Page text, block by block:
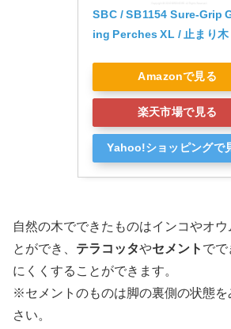
SBC / SB1154 Sure-Grip
ing Perches XL / 止まり木
Amazonで見る
楽天市場で見る
Yahoo!ショッピングで
自然の木でできたものはインコやオ
とができ、 テラコッタやセメント で
にくくすることができます。
※セメントのものは脚の裏側の状態
さい。